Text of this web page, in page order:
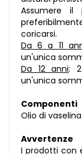
Assumere
coricarsi.
Da 6 a 11
un'unica
Da 12 anni:
un'unica
Componenti
Olio di vaselina.
Avvertenze
I prodotti con